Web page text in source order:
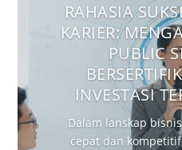
RAHASIA
KARIER:
PUBLIC
INVESTASI
Dalam lanskap
cepat dan